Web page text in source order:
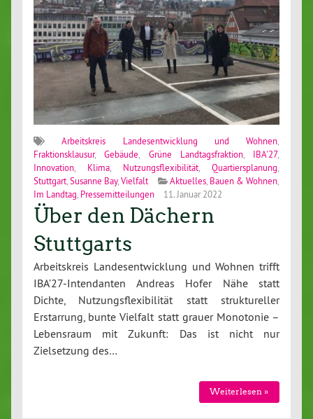
Arbeitskreis Landesentwicklung und Wohnen,
Fraktionsklausur,Gebäude, Grüne Landtagsfraktion, IBA'27,
Innovation, Klima, Nutzungsflexibilität, Quartiersplanung,
Stuttgart,Susanne Bay,Vielfalt Aktuelles, Bauen & Wohnen,
Im Landtag, Pressemitteilungen 11. Januar 2022
Über den Dächern
Stuttgarts
Arbeitskreis Landesentwicklung und Wohnen trifft
IBA’27-Intendanten Andreas Hofer Nähe statt
Dichte, Nutzungsflexibilität statt struktureller
Erstarrung, bunte Vielfalt statt grauer Monotonie –
Lebensraum mit Zukunft: Das ist nicht nur
Zielsetzung des…
Weiterlesen »